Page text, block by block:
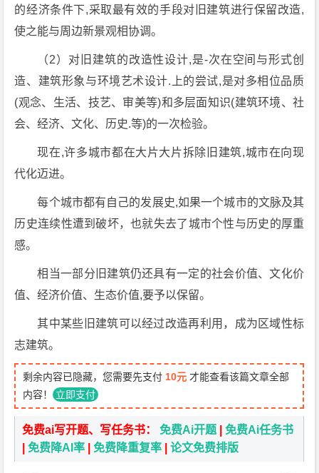
的经济条件下,采取最有效的手段对旧建筑进行保留改造,
使之能与周边新景观相协调。
（2）对旧建筑的改造性设计,是-次在空间与形式创
造、建筑形象与环境艺术设计.上的尝试,是对多相位品质
(观念、生活、技艺、审美等)和多层面知识(建筑环境、社
会、经济、文化、历史.等)的一次检验。
现在,许多城市都在大片大片拆除旧建筑,城市在向现
代化迈进。
每个城市都有自己的发展史,如果一个城市的文脉及其
历史连续性遭到破坏，也就失去了城市个性与历史的厚重
感。
相当一部分旧建筑仍还具有一定的社会价值、文化价
值、经济价值、生态价值,要予以保留。
其中某些旧建筑可以经过改造再利用，成为区域性标
志建筑。
剩余内容已隐藏，您需要先支付 10元 才能查看该篇文章全部
内容！ 立即支付
免费ai写开题、写任务书：免费Ai开题 |免费Ai任务书
|免费降AI率 |免费降重复率 |论文免费排版